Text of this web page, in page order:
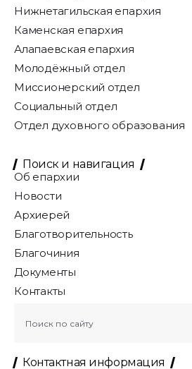
Нижнетагильская епархия
Каменская епархия
Алапаевская епархия
Молодёжный отдел
Миссионерский отдел
Социальный отдел
Отдел духовного образования
Поиск и навигация
Об епархии
Новости
Архиерей
Благотворительность
Благочиния
Документы
Контакты
Контактная информация